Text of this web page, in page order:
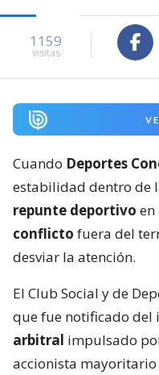
1159
visitas
Cuando Deportes
estabilidad dentro de
repunte deportivo
conflicto fuera del
desviar la atención.
El Club Social y de
que fue notificado del
arbitral impulsado
accionista mayoritario